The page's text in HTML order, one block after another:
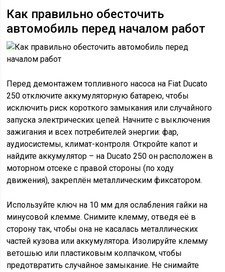
Как правильно обесточить
автомобиль перед началом работ
Перед демонтажем топливного насоса на Fiat Ducato
250 отключите аккумуляторную батарею, чтобы
исключить риск короткого замыкания или случайного
запуска электрических цепей. Начните с выключения
зажигания и всех потребителей энергии: фар,
аудиосистемы, климат-контроля. Откройте капот и
найдите аккумулятор – на Ducato 250 он расположен в
моторном отсеке с правой стороны (по ходу
движения), закреплён металлическим фиксатором.
Используйте ключ на 10 мм для ослабления гайки на
минусовой клемме. Снимите клемму, отведя её в
сторону так, чтобы она не касалась металлических
частей кузова или аккумулятора. Изолируйте клемму
ветошью или пластиковым колпачком, чтобы
предотвратить случайное замыкание. Не снимайте